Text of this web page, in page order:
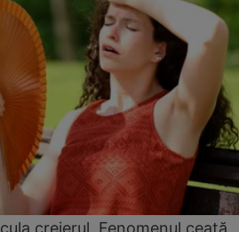
creierul. Fenomenul ceață